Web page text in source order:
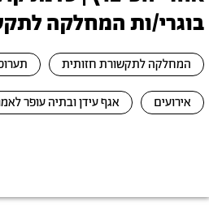
בוגרי/ות המחלקה
המחלקה לתקשורת חזותית
אירועים אגף עידן ובתיה עופר